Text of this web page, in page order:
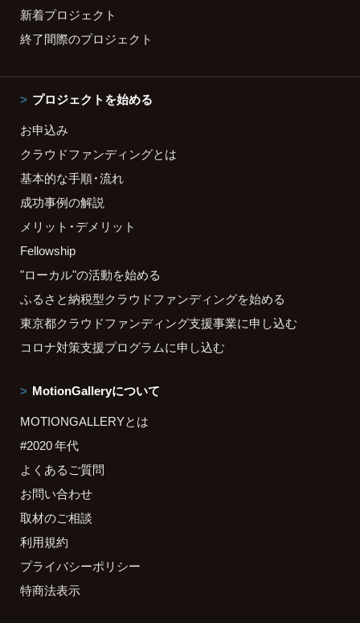
新着プロジェクト
終了間際のプロジェクト
プロジェクトを始める
お申込み
クラウドファンディングとは
基本的な手順・流れ
成功事例の解説
メリット・デメリット
Fellowship
"ローカル"の活動を始める
ふるさと納税型クラウドファンディングを始める
東京都クラウドファンディング支援事業に申し込む
コロナ対策支援プログラムに申し込む
MotionGalleryについて
MOTIONGALLERYとは
#2020 年代
よくあるご質問
お問い合わせ
取材のご相談
利用規約
プライバシーポリシー
特商法表示